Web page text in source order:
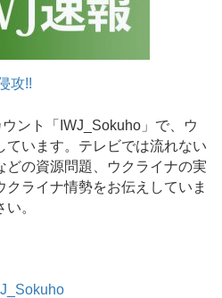
攻!!
ント「IWJ_Sokuho」で、ウ
ています。テレビでは流れない
どの資源問題、ウクライナの実
ライナ情勢をお伝えしていま
。